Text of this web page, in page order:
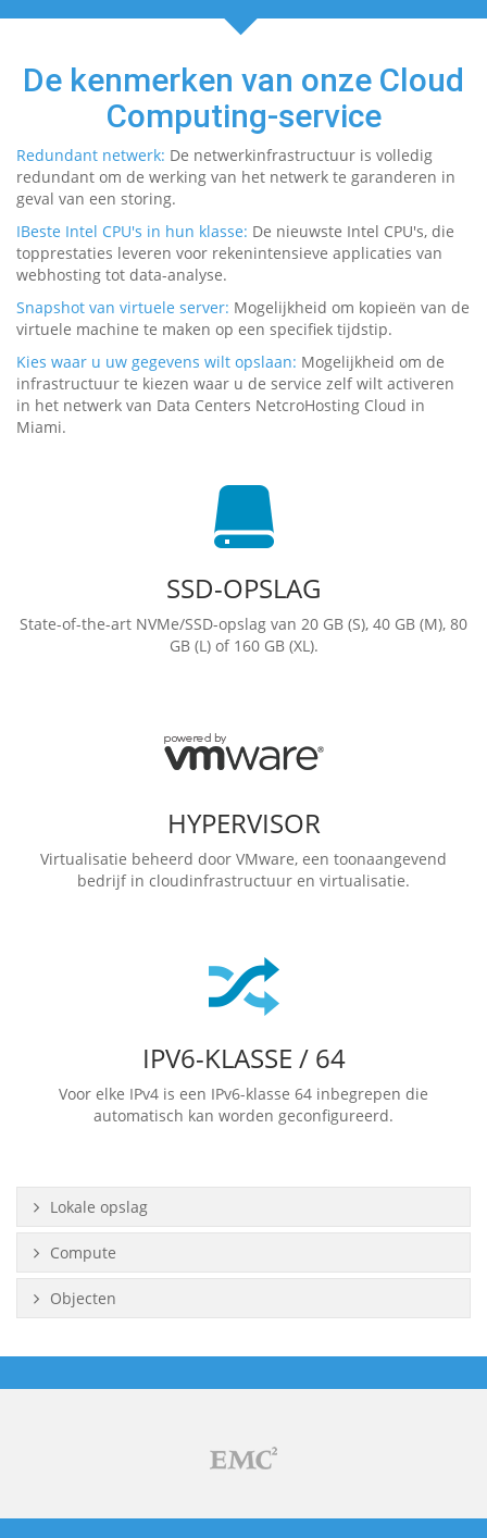
De kenmerken van onze Cloud
Computing-service
Redundant netwerk: De netwerkinfrastructuur is volledig
redundant om de werking van het netwerk te garanderen in
geval van een storing.
IBeste Intel CPU's in hun klasse: De nieuwste Intel CPU's, die
topprestaties leveren voor rekenintensieve applicaties van
webhosting tot data-analyse.
Snapshot van virtuele server: Mogelijkheid om kopieën van de
virtuele machine te maken op een specifiek tijdstip.
Kies waar u uw gegevens wilt opslaan: Mogelijkheid om de
infrastructuur te kiezen waar u de service zelf wilt activeren
in het netwerk van Data Centers NetcroHosting Cloud in
Miami.
SSD-OPSLAG
State-of-the-art NVMe/SSD-opslag van 20 GB (S), 40 GB (M), 80
GB (L) of 160 GB (XL).
HYPERVISOR
Virtualisatie beheerd door VMware, een toonaangevend
bedrijf in cloudinfrastructuur en virtualisatie.
IPV6-KLASSE / 64
Voor elke IPv4 is een IPv6-klasse 64 inbegrepen die
automatisch kan worden geconfigureerd.
Lokale opslag
Compute
Objecten